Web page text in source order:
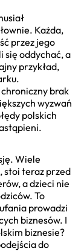
Każda,
przez jego
się oddychać, a
przykład,
brak
wyzwań
polskich
Wiele
stoi teraz przed
a dzieci nie
To
prowadzi
biznesów. I
biznesie?
do